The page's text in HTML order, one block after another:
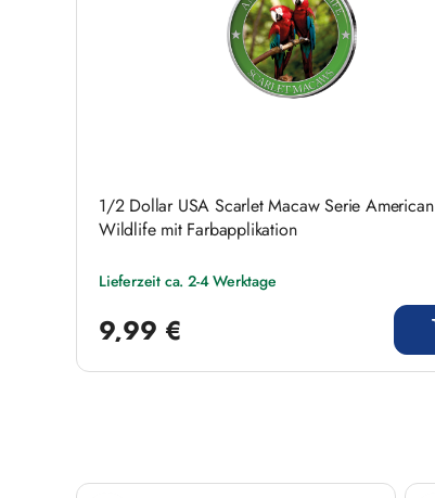
1/2 Dollar USA Scarlet Macaw Serie American
Wildlife mit Farbapplikation
Lieferzeit ca. 2-4 Werktage
9,99 €
Produktgalerie überspringen